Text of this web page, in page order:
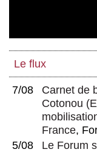
Le flux
7/08
Carnet de
Cotonou (
France,
5/08
Le Forum